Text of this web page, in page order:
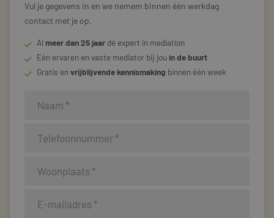
Vul je gegevens in en we nemem binnen één werkdag
contact met je op.
Al meer dan 25 jaar dé expert in mediation
Eén ervaren en vaste mediator bij jou in de buurt
Gratis envrijblijvende kennismaking binnen één week